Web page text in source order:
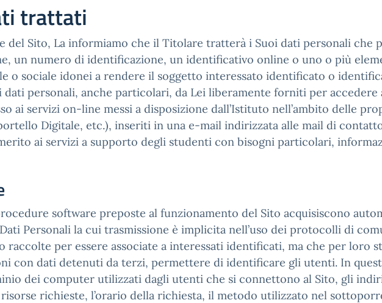
trattati
del Sito, La informiamo che il Titolare tratterà i Suoi dati personali che
un numero di identificazione, un identificativo online o uno o più
o sociale idonei a rendere il soggetto interessato identificato o
personali, anche particolari, da Lei liberamente forniti per accedere
ai servizi on-line messi a disposizione dall’Istituto nell’ambito delle
Digitale, etc.), inseriti in una e-mail indirizzata alle mail di contatto
ai servizi a supporto degli studenti con bisogni particolari,
software preposte al funzionamento del Sito acquisiscono
Personali la cui trasmissione è implicita nell’uso dei protocolli di
raccolte per essere associate a interessati identificati, ma che per loro
con dati detenuti da terzi, permettere di identificare gli utenti. In
dei computer utilizzati dagli utenti che si connettono al Sito, gli
richieste, l’orario della richiesta, il metodo utilizzato nel